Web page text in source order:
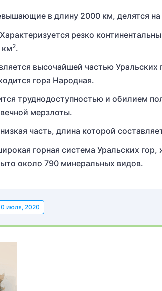
в длину 2000 км, делятся на
резко
км2.
высочайшей частью Уральских
гора Народная.
труднодоступностью и обилием
мерзлоты.
часть, длина которой
горная система Уральских
около 790 минеральных видов.
июля, 2020